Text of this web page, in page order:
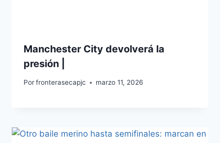
Manchester City devolverá la
presión |
Porfronterasecapjc marzo 11, 2026